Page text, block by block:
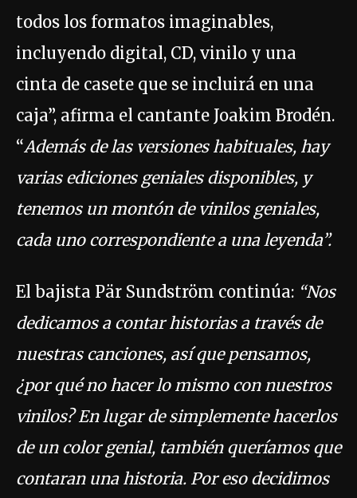
todos los formatos imaginables,
incluyendo digital, CD, vinilo y una
cinta de casete que se incluirá en una
caja”, afirma el cantante Joakim Brodén.
“Además de las versiones habituales, hay
varias ediciones geniales disponibles, y
tenemos un montón de vinilos geniales,
cada uno correspondiente a una leyenda”.
El bajista Pär Sundström continúa: “Nos
dedicamos a contar historias a través de
nuestras canciones, así que pensamos,
¿por qué no hacer lo mismo con nuestros
vinilos? En lugar de simplemente hacerlos
de un color genial, también queríamos que
contaran una historia. Por eso decidimos